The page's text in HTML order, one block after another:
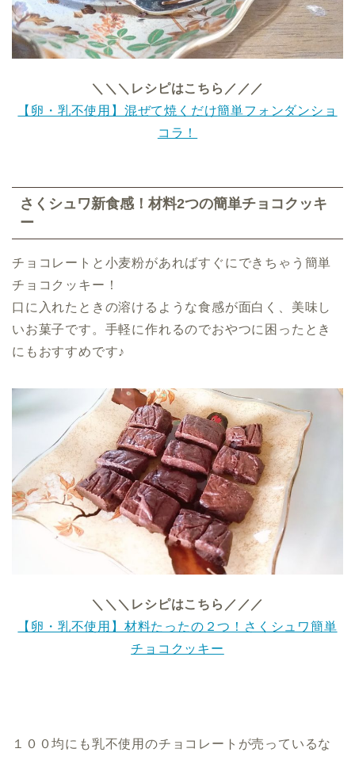
＼＼＼レシピはこちら／／／
【卵・乳不使用】混ぜて焼くだけ簡単フォンダンショ
コラ！
さくシュワ新食感！材料2つの簡単チョコクッキ
ー
チョコレートと小麦粉があればすぐにできちゃう簡単
チョコクッキー！
口に入れたときの溶けるような食感が面白く、美味し
いお菓子です。手軽に作れるのでおやつに困ったとき
にもおすすめです♪
＼＼＼レシピはこちら／／／
【卵・乳不使用】材料たったの２つ！さくシュワ簡単
チョコクッキー
１００均にも乳不使用のチョコレートが売っているな